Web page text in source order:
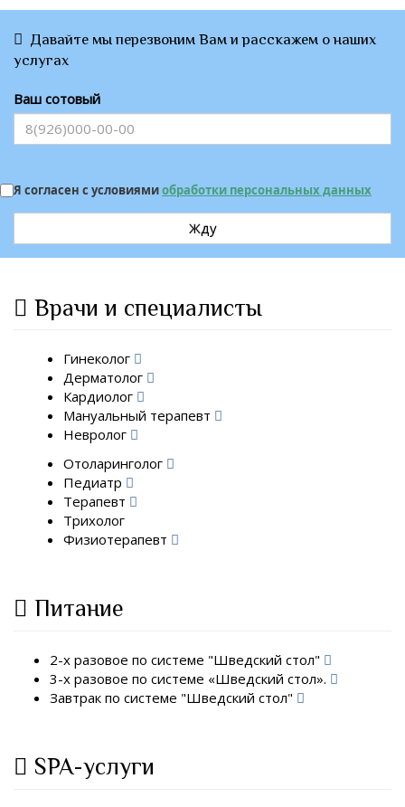
Давайте мы перезвоним Вам и расскажем о наших
услугах
Ваш сотовый
Я согласен с условиямиобработки персональных данных
Жду
Врачи и специалисты
Гинеколог
Дерматолог
Кардиолог
Мануальный терапевт
Невролог
Отоларинголог
Педиатр
Терапевт
Трихолог
Физиотерапевт
Питание
2-х разовое по системе "Шведский стол"
3-х разовое по системе «Шведский стол».
Завтрак по системе "Шведский стол"
SPA-услуги